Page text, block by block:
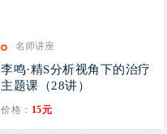
名师讲座
李鸣·精S分析视角下的治疗
主题课（28讲）
价格： 15元